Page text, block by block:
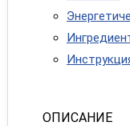
ОПИСАНИЕ